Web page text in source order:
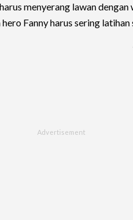
menyerang lawan
Fanny harus sering